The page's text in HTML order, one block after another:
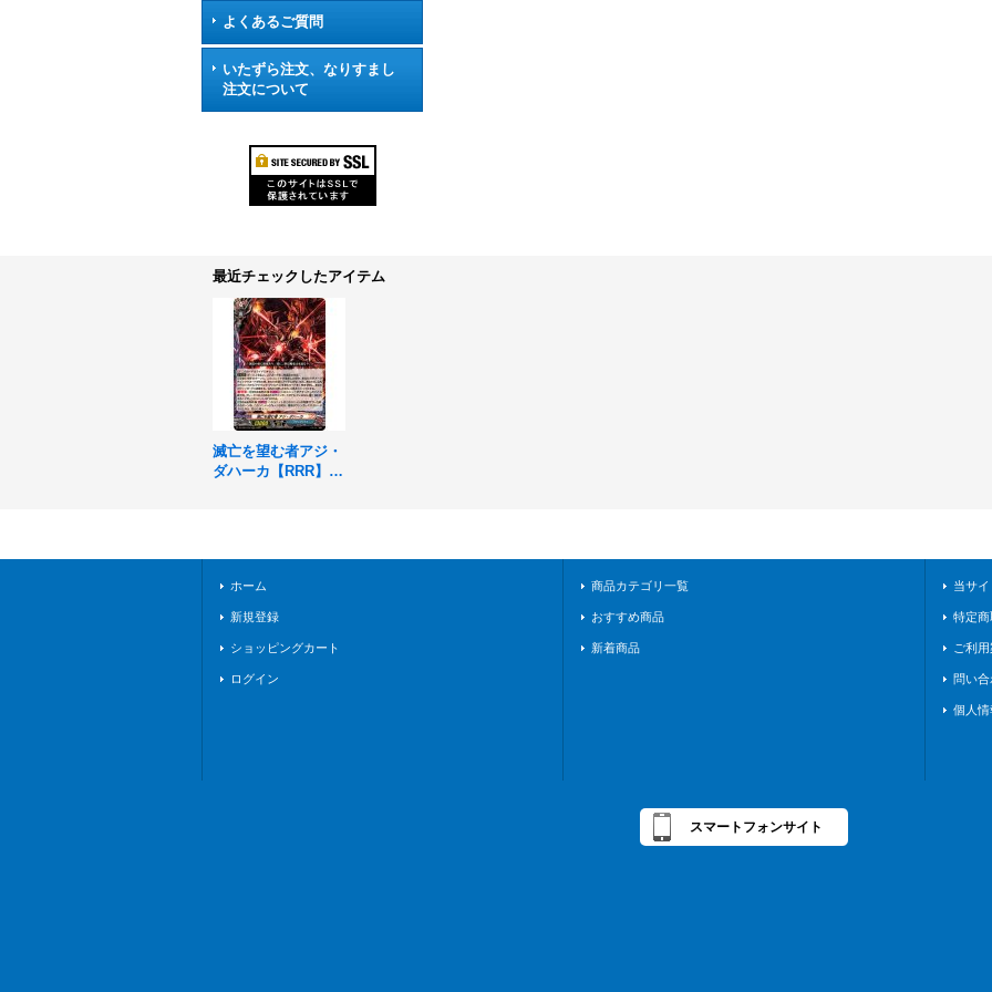
よくあるご質問
いたずら注文、なりすまし
注文について
最近チェックしたアイテム
滅亡を望む者アジ・
ダハーカ【RRR】{D
ホーム
新規登録
ショッピングカート
ログイン
商品カテゴリ一覧
おすすめ商品
新着商品
当サ
特定
ご利
問い合
個人
スマートフォンサイト